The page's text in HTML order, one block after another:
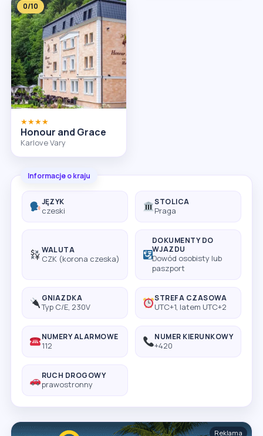
0/10
★★★★
Honour and Grace
Karlove Vary
Informacje o kraju
JĘZYK
czeski
STOLICA
Praga
WALUTA
CZK (korona czeska)
DOKUMENTY DO
WJAZDU
Dowód osobisty lub
paszport
GNIAZDKA
Typ C/E, 230V
STREFA CZASOWA
UTC+1, latem UTC+2
NUMERY ALARMOWE
112
NUMER KIERUNKOWY
+420
RUCH DROGOWY
prawostronny
Reklama